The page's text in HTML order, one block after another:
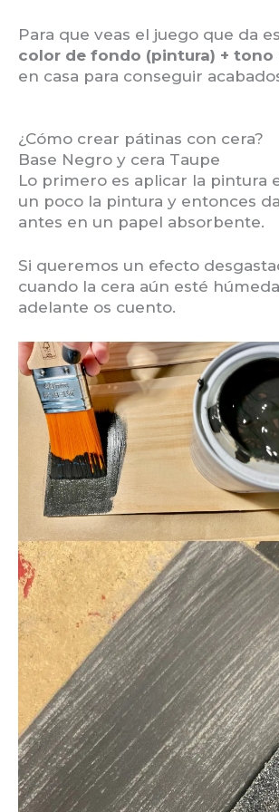
Para que veas el juego que da
color de fondo (pintura) + tono
en casa para conseguir
¿Cómo crear pátinas con cera?
Base Negro y cera Taupe
Lo primero es aplicar la pintura
un poco la pintura y entonces
antes en un papel absorbente.
Si queremos un efecto
cuando la cera aún esté
adelante os cuento.